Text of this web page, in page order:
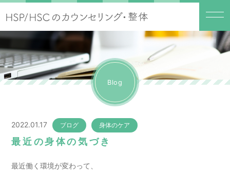
Blog
2022.01.17 ブログ 身体のケア
最近の身体の気づき
最近働く環境が変わって、